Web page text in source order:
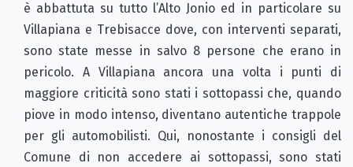
è abbattuta su tutto l’Alto Jonio ed in particolare su
Villapiana e Trebisacce dove, con interventi separati,
sono state messe in salvo 8 persone che erano in
pericolo. A Villapiana ancora una volta i punti di
maggiore criticità sono stati i sottopassi che, quando
piove in modo intenso, diventano autentiche trappole
per gli automobilisti. Qui, nonostante i consigli del
Comune di non accedere ai sottopassi, sono stati